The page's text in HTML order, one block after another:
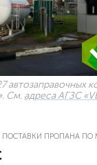
автозаправочных
См. адреса АГЗС
ПОСТАВКИ ПРОПАНА ПО